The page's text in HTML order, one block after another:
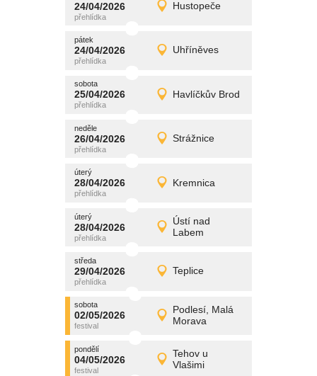
24/04/2026 Hustopeče
pátek
24/04/2026 Detail
pátek
24/04/2026 Uhříněves
pátek
24/04/2026 Detail
promítání
sobota
25/04/2026 Havlíčkův Brod
sobota
25/04/2026 Detail
promítání
neděle
26/04/2026 Strážnice
neděle
26/04/2026 Detail
promítání
úterý
28/04/2026 Kremnica
úterý
28/04/2026 Detail
promítání
úterý
28/04/2026
Ústí nad
Labem
úterý
28/04/2026 Detail
promítání
středa
29/04/2026 Teplice
středa
29/04/2026 Detail
promítání
sobota
02/05/2026
Podlesí, Malá
Morava
sobota
02/05/2026 Detail
promítání
pondělí
04/05/2026
Tehov u
Vlašimi
pondělí
04/05/2026 Detail
promítání